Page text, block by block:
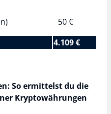
50 €
4.109 €
So ermittelst du die
Kryptowährungen